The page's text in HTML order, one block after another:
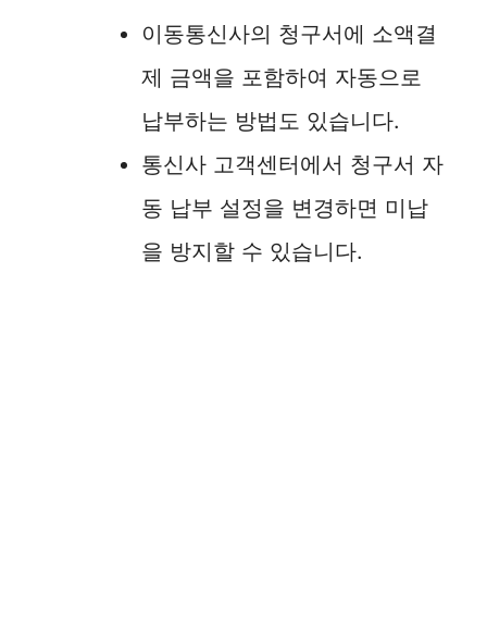
이동통신사의 청구서에 소액결
제 금액을 포함하여 자동으로
납부하는 방법도 있습니다.
통신사 고객센터에서 청구서 자
동 납부 설정을 변경하면 미납
을 방지할 수 있습니다.